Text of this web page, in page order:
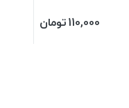
110,000تومان